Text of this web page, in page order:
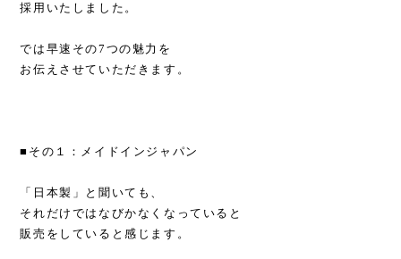
採用いたしました。
では早速その7つの魅力を
お伝えさせていただきます。
■その１：メイドインジャパン
「日本製」と聞いても、
それだけではなびかなくなっていると
販売をしていると感じます。